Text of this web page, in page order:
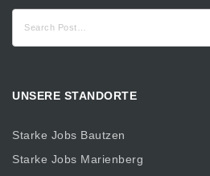
nach:
UNSERE STANDORTE
Starke Jobs Bautzen
Starke Jobs Marienberg